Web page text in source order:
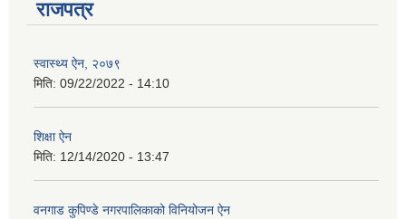
राजपत्र
स्वास्थ्य ऐन, २०७९
मिति: 09/22/2022 - 14:10
शिक्षा ऐन
मिति: 12/14/2020 - 13:47
वनगाड कुपिण्डे नगरपालिकाको विनियोजन ऐन